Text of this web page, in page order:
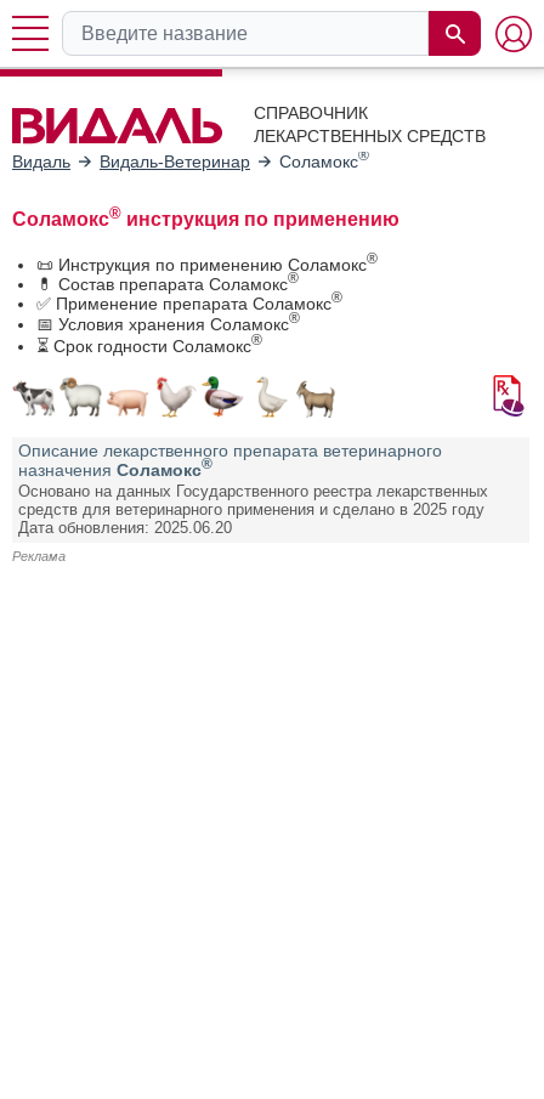
СПРАВОЧНИК
ЛЕКАРСТВЕННЫХ СРЕДСТВ
Видаль
Видаль-Ветеринар Соламокс®
Соламокс® инструкция по применению
📜 Инструкция по применению Соламокс®
💊 Состав препарата Соламокс®
✅ Применение препарата Соламокс®
📅 Условия хранения Соламокс®
⏳ Срок годности Соламокс®
Описание лекарственного препарата ветеринарного
назначения Соламокс®
Основано на данных Государственного реестра лекарственных
средств для ветеринарного применения и сделано в 2025 году
Дата обновления: 2025.06.20
Реклама